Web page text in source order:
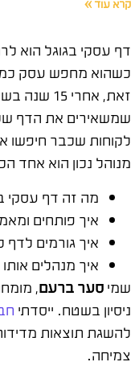
קרא עוד »
דף עסקי בגוגל הוא
כשהוא מחפש עסק כמו
זאת, אחרי
שמשאירים את הדף
לקוחות שכבר חיפשו
מנוהל נכון הוא אחד
מה זה דף עסקי
איך פותחים
איך גורמים לדף
איך מנהלים
שמיסער ברעם
ניסיון בשטח. ייסדתי
להשגת תוצאות מדידות
צמיחה.